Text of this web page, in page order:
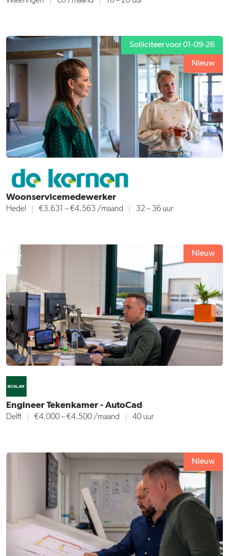
Solliciteer voor 01-09-26
Nieuw
Woonservicemedewerker
Hedel €3.631 – €4.563 /maand 32 – 36 uur
Nieuw
Engineer Tekenkamer - AutoCad
Delft €4.000 – €4.500 /maand 40 uur
Nieuw